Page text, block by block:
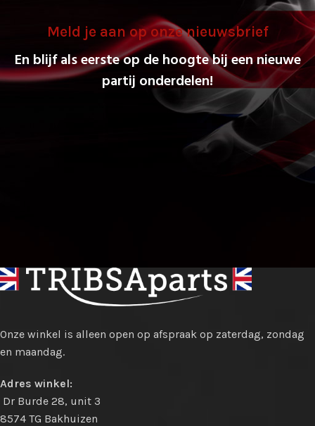
Meld je aan op onze nieuwsbrief
En blijf als eerste op de hoogte bij een nieuwe
partij onderdelen!
Onze winkel is alleen open op afspraak op zaterdag, zondag
en maandag.
Adres winkel:
Dr Burde 28, unit 3
8574 TG Bakhuizen